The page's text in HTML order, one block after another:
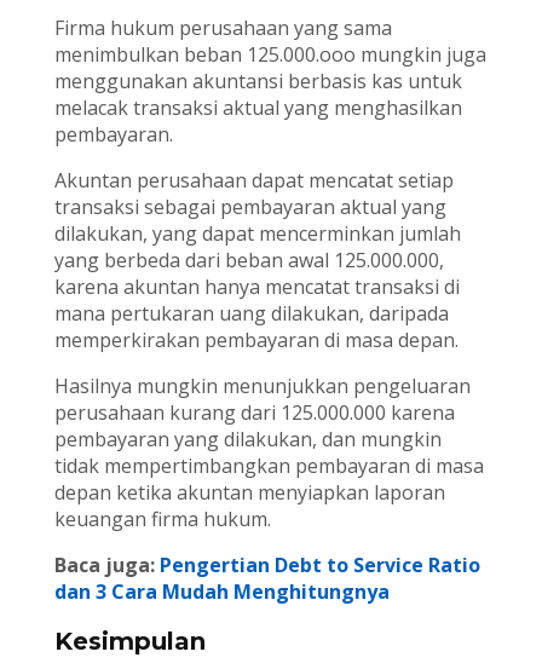
Firma hukum perusahaan yang sama
menimbulkan beban 125.000.ooo mungkin juga
menggunakan akuntansi berbasis kas untuk
melacak transaksi aktual yang menghasilkan
pembayaran.
Akuntan perusahaan dapat mencatat setiap
transaksi sebagai pembayaran aktual yang
dilakukan, yang dapat mencerminkan jumlah
yang berbeda dari beban awal 125.000.000,
karena akuntan hanya mencatat transaksi di
mana pertukaran uang dilakukan, daripada
memperkirakan pembayaran di masa depan.
Hasilnya mungkin menunjukkan pengeluaran
perusahaan kurang dari 125.000.000 karena
pembayaran yang dilakukan, dan mungkin
tidak mempertimbangkan pembayaran di masa
depan ketika akuntan menyiapkan laporan
keuangan firma hukum.
Baca juga: Pengertian Debt to Service Ratio
dan 3 Cara Mudah Menghitungnya
Kesimpulan